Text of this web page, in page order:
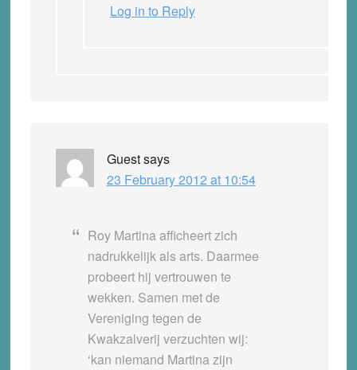
Log in to Reply
Guestsays
23 February 2012 at 10:54
Roy Martina afficheert zich
nadrukkelijk als arts. Daarmee
probeert hij vertrouwen te
wekken. Samen met de
Vereniging tegen de
Kwakzalverij verzuchten wij:
‘kan niemand Martina zijn